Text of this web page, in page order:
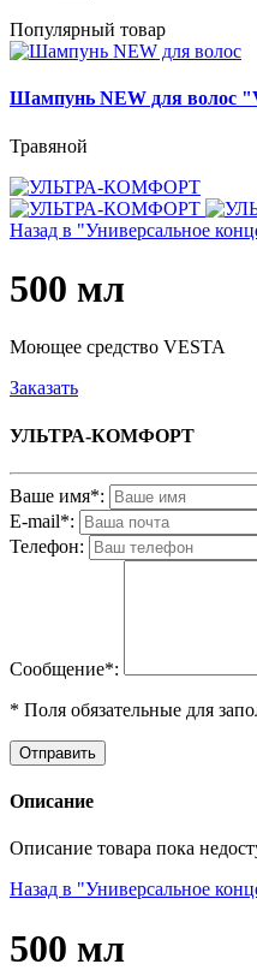
Популярный товар
Шампунь NEW для волос
Травяной
Назад в "Универсальное
500 мл
Моющее средство VESTA
Заказать
УЛЬТРА-КОМФОРТ
Ваше имя*:
E-mail*:
Телефон:
Cообщениe*:
* Поля обязательные для
Описание
Описание товара пока
Назад в "Универсальное
500 мл